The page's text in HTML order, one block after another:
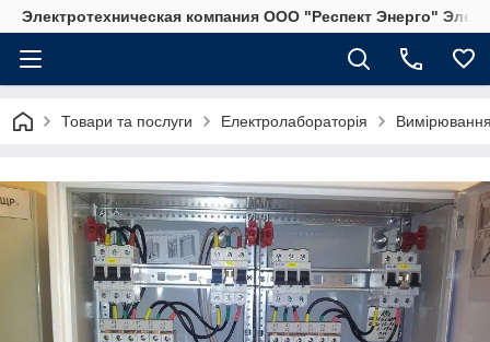
Электротехническая компания ООО "Респект Энерго"
Товари та послуги Електролабораторія